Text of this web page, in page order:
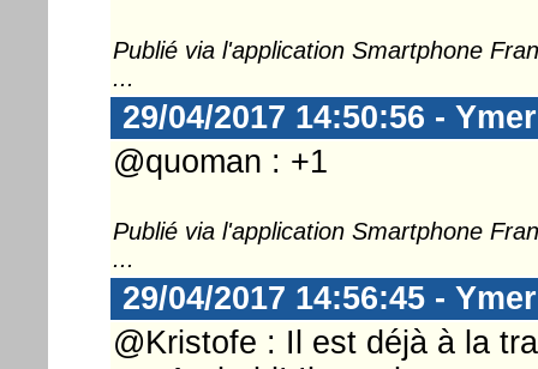
Publié via l'application Smartphone
...
29/04/2017 14:50:56 -
@quoman : +1
Publié via l'application Smartphone
...
29/04/2017 14:56:45 -
@Kristofe : Il est déjà à la